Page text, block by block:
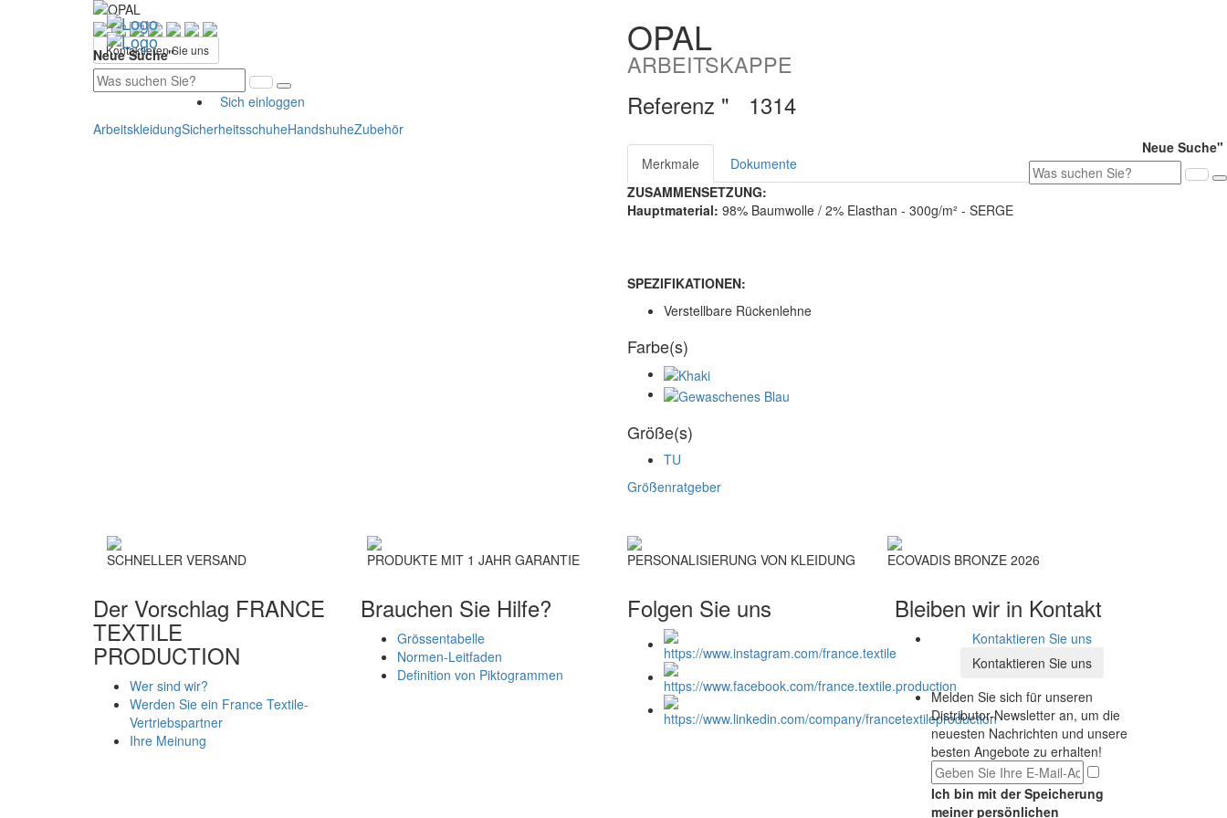
Neue Suche"
Sich einloggen
ArbeitskleidungSicherheitsschuheHandshuheZubehör
Neue Suche"
Kontaktieren Sie uns OPAL
ARBEITSKAPPE
Referenz " 1314
Merkmale
Dokumente
ZUSAMMENSETZUNG:
Hauptmaterial: 98% Baumwolle / 2% Elasthan - 300g/m² - SERGE
SPEZIFIKATIONEN:
Verstellbare Rückenlehne
Farbe(s)
Größe(s)
TU
Größenratgeber
SCHNELLER VERSAND PRODUKTE MIT 1 JAHR GARANTIE PERSONALISIERUNG VON KLEIDUNG ECOVADIS BRONZE 2026
Der Vorschlag FRANCE
TEXTILE
PRODUCTION
Wer sind wir?
Werden Sie ein France Textile-
Vertriebspartner
Ihre Meinung
Brauchen Sie Hilfe?
Grössentabelle
Normen-Leitfaden
Definition von Piktogrammen
Folgen Sie uns Bleiben wir in Kontakt
Kontaktieren Sie uns
Kontaktieren Sie uns
Melden Sie sich für unseren
Distributor-Newsletter an, um die
neuesten Nachrichten und unsere
besten Angebote zu erhalten!
Ich bin mit der Speicherung
meiner persönlichen